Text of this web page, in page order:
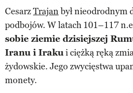
CesarzTrajanbył nieodrodnym
podbojów. W latach 101–117
sobie ziemie dzisiejszej
Iranu i Irakui ciężką ręką
żydowskie. Jego zwycięstwa
monety.